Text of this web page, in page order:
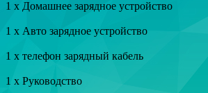
1 х Домашнее зарядное устройство
1 х Авто зарядное устройство
1 х телефон зарядный кабель
1 х Руководство